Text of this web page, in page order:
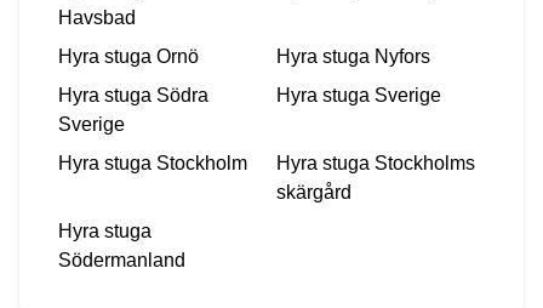
Havsbad
Hyra stuga Ornö Hyra stuga Nyfors
Hyra stuga Södra
Sverige
Hyra stuga Sverige
Hyra stuga Stockholm Hyra stuga Stockholms
skärgård
Hyra stuga
Södermanland